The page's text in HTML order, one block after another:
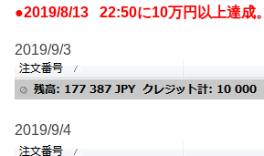
●2019/8/13 22:50に10万円以上達成。
2019/9/3
2019/9/4